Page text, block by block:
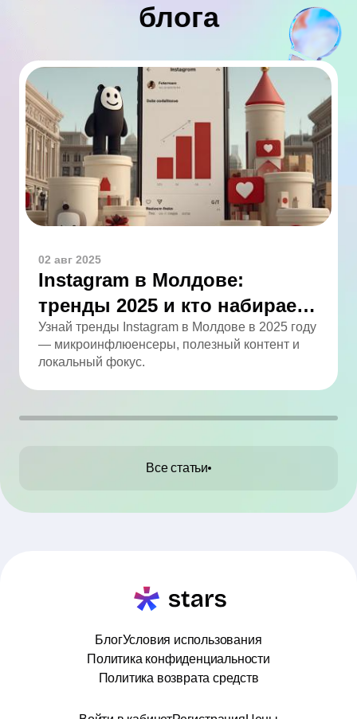
блога
02 авг 2025
Instagram в Молдове:
тренды 2025 и кто набирает
обороты
Узнай тренды Instagram в Молдове в 2025 году
— микроинфлюенсеры, полезный контент и
локальный фокус.
Все статьи
БлогУсловия использования
Политика конфиденциальности
Политика возврата средств